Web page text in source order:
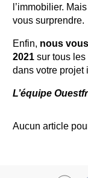
l’immobilier.
vous surprendre.
Enfin, nous
2021 sur tous
dans votre projet
L’équipe
Aucun article